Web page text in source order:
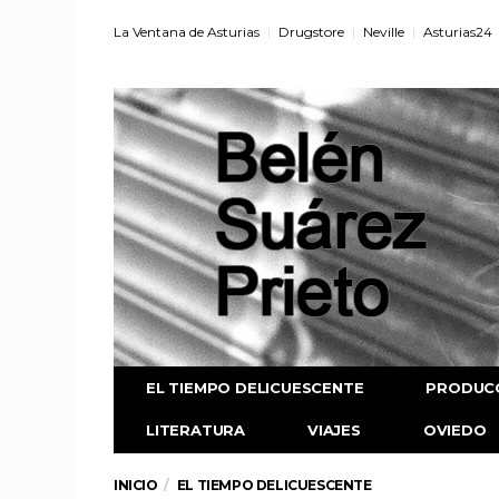
La Ventana de Asturias Drugstore Neville Asturias24
EL TIEMPO DELICUESCENTE
LITERATURA VIAJES OVIEDO
INICIO EL TIEMPO DELICUESCENTE